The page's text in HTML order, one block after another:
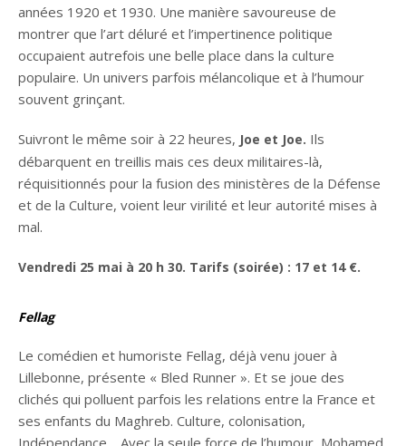
années 1920 et 1930. Une manière savoureuse de
montrer que l’art déluré et l’impertinence politique
occupaient autrefois une belle place dans la culture
populaire. Un univers parfois mélancolique et à l’humour
souvent grinçant.
Suivront le même soir à 22 heures, Joe et Joe. Ils
débarquent en treillis mais ces deux militaires-là,
réquisitionnés pour la fusion des ministères de la Défense
et de la Culture, voient leur virilité et leur autorité mises à
mal.
Vendredi 25 mai à 20 h 30. Tarifs (soirée) : 17 et 14 €.
Fellag
Le comédien et humoriste Fellag, déjà venu jouer à
Lillebonne, présente « Bled Runner ». Et se joue des
clichés qui polluent parfois les relations entre la France et
ses enfants du Maghreb. Culture, colonisation,
Indépendance… Avec la seule force de l’humour, Mohamed